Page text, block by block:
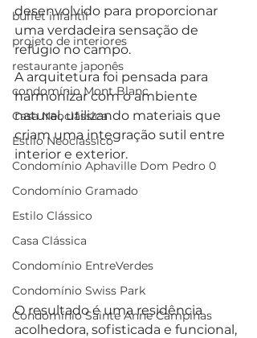
buffet infantil
projeto de interiores
restaurante japonês
condomínio Mont Blanc
Casa Neoclássica
Estilo Neoclássico
Condomínio Aphaville Dom Pedro 0
Condomínio Gramado
Estilo Clássico
Casa Clássica
Condomínio EntreVerdes
Condomínio Swiss Park
Condomínio Sainte Anne Campinas
desenvolvido para proporcionar
uma verdadeira sensação de
refúgio no campo.
A arquitetura foi pensada para
harmonizar com o ambiente
natural, utilizando materiais que
criam uma integração sutil entre
interior e exterior.
O resultado é uma residência
acolhedora, sofisticada e funcional,